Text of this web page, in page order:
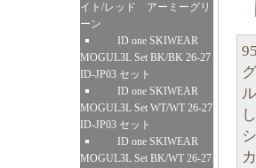
イト/レッド アーミーグリ
ーン
ID one SKIWEAR
MOGUL3L Set BK/BK 26-27
ID-JP03 セット
ID one SKIWEAR
MOGUL3L Set WT/WT 26-27
ID-JP03 セット
ID one SKIWEAR
MOGUL3L Set BK/WT 26-27